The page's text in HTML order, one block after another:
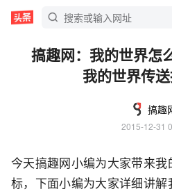
搞趣网：我的世界怎
我的世界传
搞趣
2015-12-31
今天搞趣网小编为大家带来
标，下面小编为大家详细讲解